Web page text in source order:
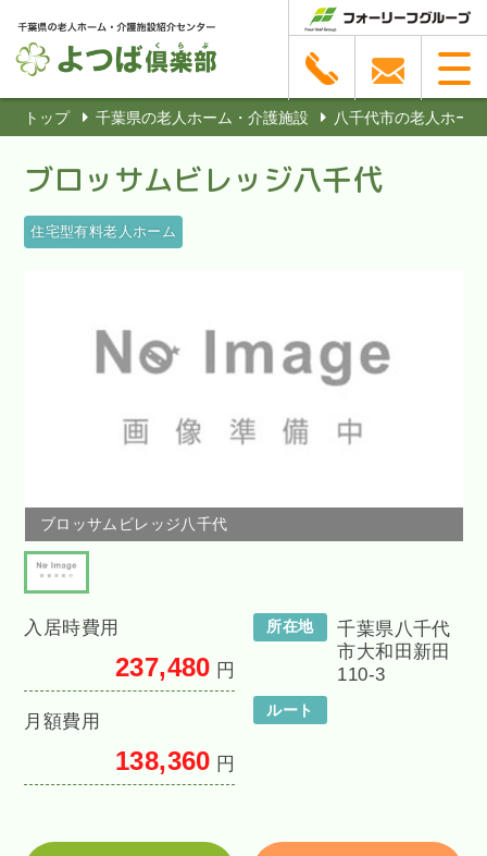
トップ 千葉県の老人ホーム・介護施設 八千代市の老人ホー
ブロッサムビレッジ八千代
住宅型有料老人ホーム
ブロッサムビレッジ八千代
入居時費用
237,480 円
月額費用
138,360 円
所在地
千葉県八千代
市大和田新田
110-3
ルート